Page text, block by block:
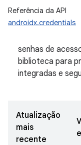
Referência da API
androidx.credentials
senhas de
biblioteca para
integradas e
Atualização
mais
recente